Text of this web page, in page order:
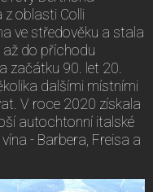
oblasti Colli
ve středověku a stala
až do příchodu
začátku 90. let 20.
dalšími místními
V roce 2020 získala
autochtonní italské
- Barbera, Freisa a